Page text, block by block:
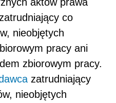
zatrudniający co
nieobjętych
pracy ani
zbiorowym pracy.
zatrudniający
nieobjętych